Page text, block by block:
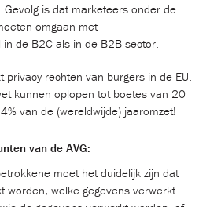
Gevolg is dat marketeers onder de
omgaan met
de B2C als in de B2B sector.
privacy-rechten van burgers in de EU.
kunnen oplopen tot boetes van 20
van de (wereldwijde) jaaromzet!
van de AVG:
moet het duidelijk zijn dat
worden, welke gegevens verwerkt